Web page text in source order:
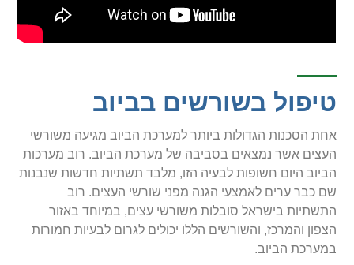
טיפול בשורשים בביוב
אחת הסכנות הגדולות ביותר למערכת הביוב מגיעה משורשי
העצים אשר נמצאים בסביבה של מערכת הביוב. רוב מערכות
הביוב היום חשופות לבעיה הזו, מלבד תשתיות חדשות שנבנות
שם כבר ערים לאמצעי הגנה מפני שורשי העצים. רוב
התשתיות בישראל סובלות משורשי עצים, במיוחד באזור
הצפון והמרכז, והשורשים הללו יכולים לגרום לבעיות חמורות
במערכת הביוב.